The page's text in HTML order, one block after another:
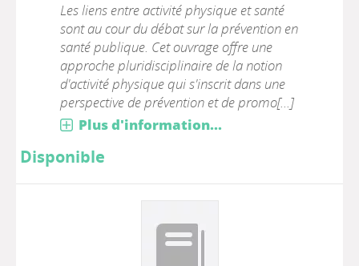
Les liens entre activité physique et santé
sont au cour du débat sur la prévention en
santé publique. Cet ouvrage offre une
approche pluridisciplinaire de la notion
d'activité physique qui s'inscrit dans une
perspective de prévention et de promo[...]
Plus d'information...
Disponible